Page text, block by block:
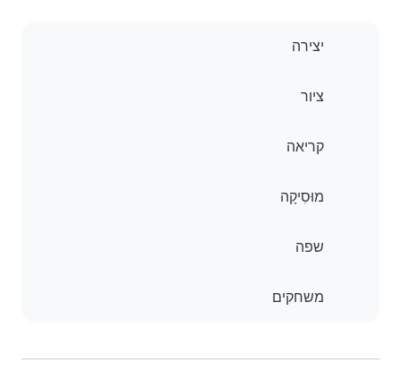
יצירה
ציור
קריאה
מוּסִיקָה
שפה
משחקים